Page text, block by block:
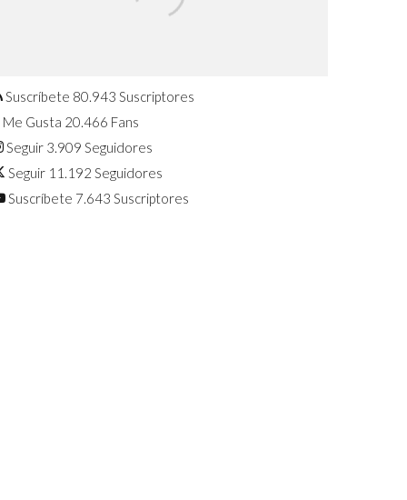
agosto
Suscríbete 80.943 Suscriptores
Me Gusta 20.466 Fans
Seguir 3.909 Seguidores
Seguir 11.192 Seguidores
Suscríbete 7.643 Suscriptores